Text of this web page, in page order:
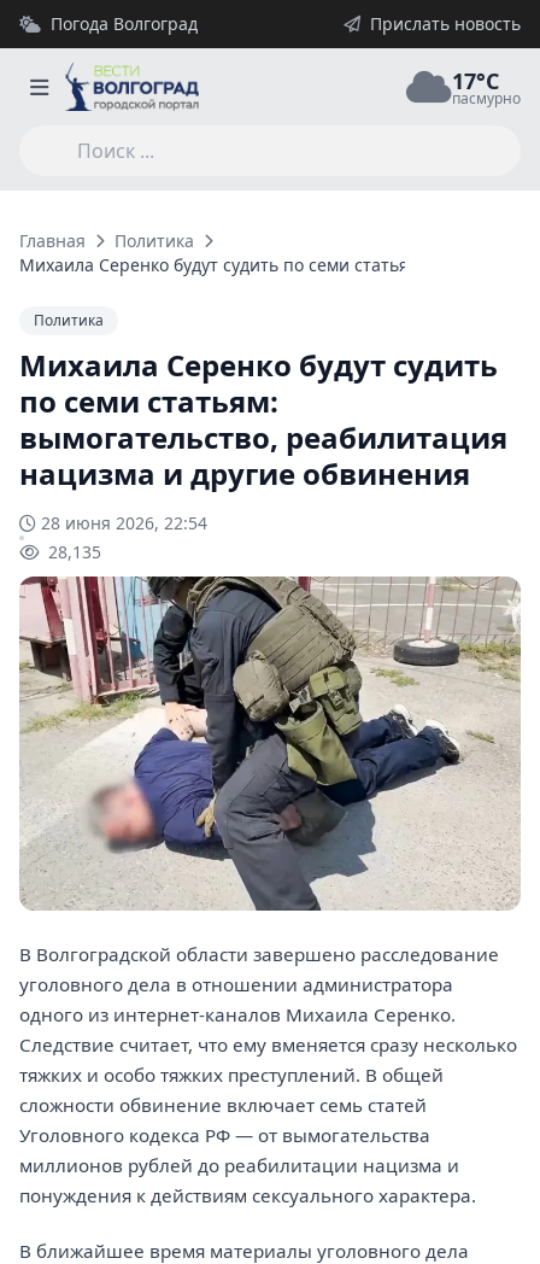
Погода Волгоград Прислать новость
17°C
пасмурно
Главная
Политика
Михаила Серенко будут судить по семи статьям:
Политика
Михаила Серенко будут судить
по семи статьям:
вымогательство, реабилитация
нацизма и другие обвинения
28 июня 2026, 22:54
28,135
В Волгоградской области завершено расследование
уголовного дела в отношении администратора
одного из интернет-каналов Михаила Серенко.
Следствие считает, что ему вменяется сразу несколько
тяжких и особо тяжких преступлений. В общей
сложности обвинение включает семь статей
Уголовного кодекса РФ — от вымогательства
миллионов рублей до реабилитации нацизма и
понуждения к действиям сексуального характера.
В ближайшее время материалы уголовного дела